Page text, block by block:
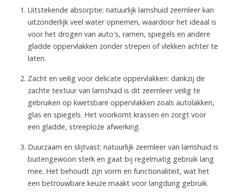
Uitstekende absorptie: natuurlijk lamshuid zeemleer kan
uitzonderlijk veel water opnemen, waardoor het ideaal is
voor het drogen van auto's, ramen, spiegels en andere
gladde oppervlakken zonder strepen of vlekken achter te
laten.
Zacht en veilig voor delicate oppervlakken: dankzij de
zachte textuur van lamshuid is dit zeemleer veilig te
gebruiken op kwetsbare oppervlakken zoals autolakken,
glas en spiegels. Het voorkomt krassen en zorgt voor
een gladde, streeploze afwerking.
Duurzaam en slijtvast: natuurlijk zeemleer van lamshuid is
buitengewoon sterk en gaat bij regelmatig gebruik lang
mee. Het behoudt zijn vorm en functionaliteit, wat het
een betrouwbare keuze maakt voor langdurig gebruik.